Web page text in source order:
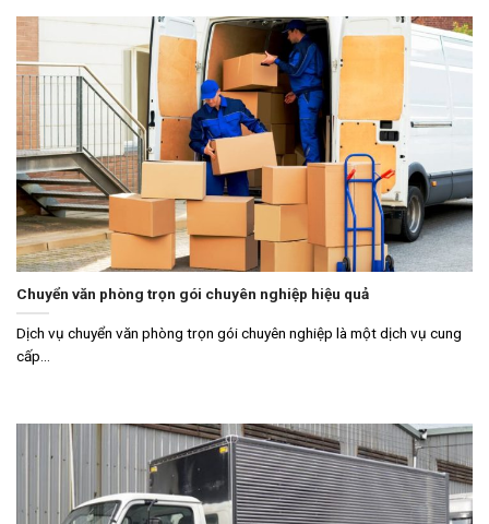
Chuyển văn phòng trọn gói chuyên nghiệp hiệu quả
Dịch vụ chuyển văn phòng trọn gói chuyên nghiệp là một dịch vụ cung
cấp...